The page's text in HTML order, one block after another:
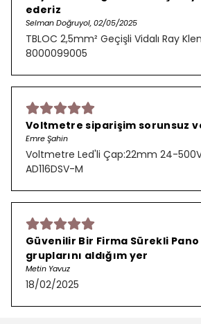
ederiz
Selman Doğruyol, 02/05/2025
TBLOC 2,5mm² Geçişli Vidalı Ray
8000099005
Voltmetre siparişim sorunsuz
Emre Şahin
Voltmetre Led'li Çap:22mm 24-
AD116DSV-M
Güvenilir Bir Firma Sürekli
gruplarını aldığım yer
Metin Yavuz
18/02/2025